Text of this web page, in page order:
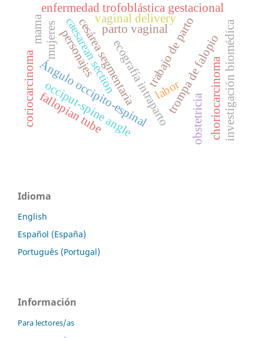
trabajo de parto
ecografía intraparto
Ángulo occipito-espinal
parto vaginal
cesárea segmentaria labor
occiput-spine angle
vaginal delivery
caesarean section
coriocarcinoma trompa de falopio
enfermedad trofoblástica gestacional
choriocarcinoma
fallopian tube investigación biomédica
obstetricia
personajes
mujeres
mama
Idioma
English
Español (España)
Português (Portugal)
Información
Para lectores/as